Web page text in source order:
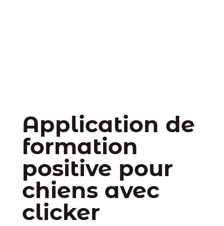
Application de
formation
positive pour
chiens avec
clicker